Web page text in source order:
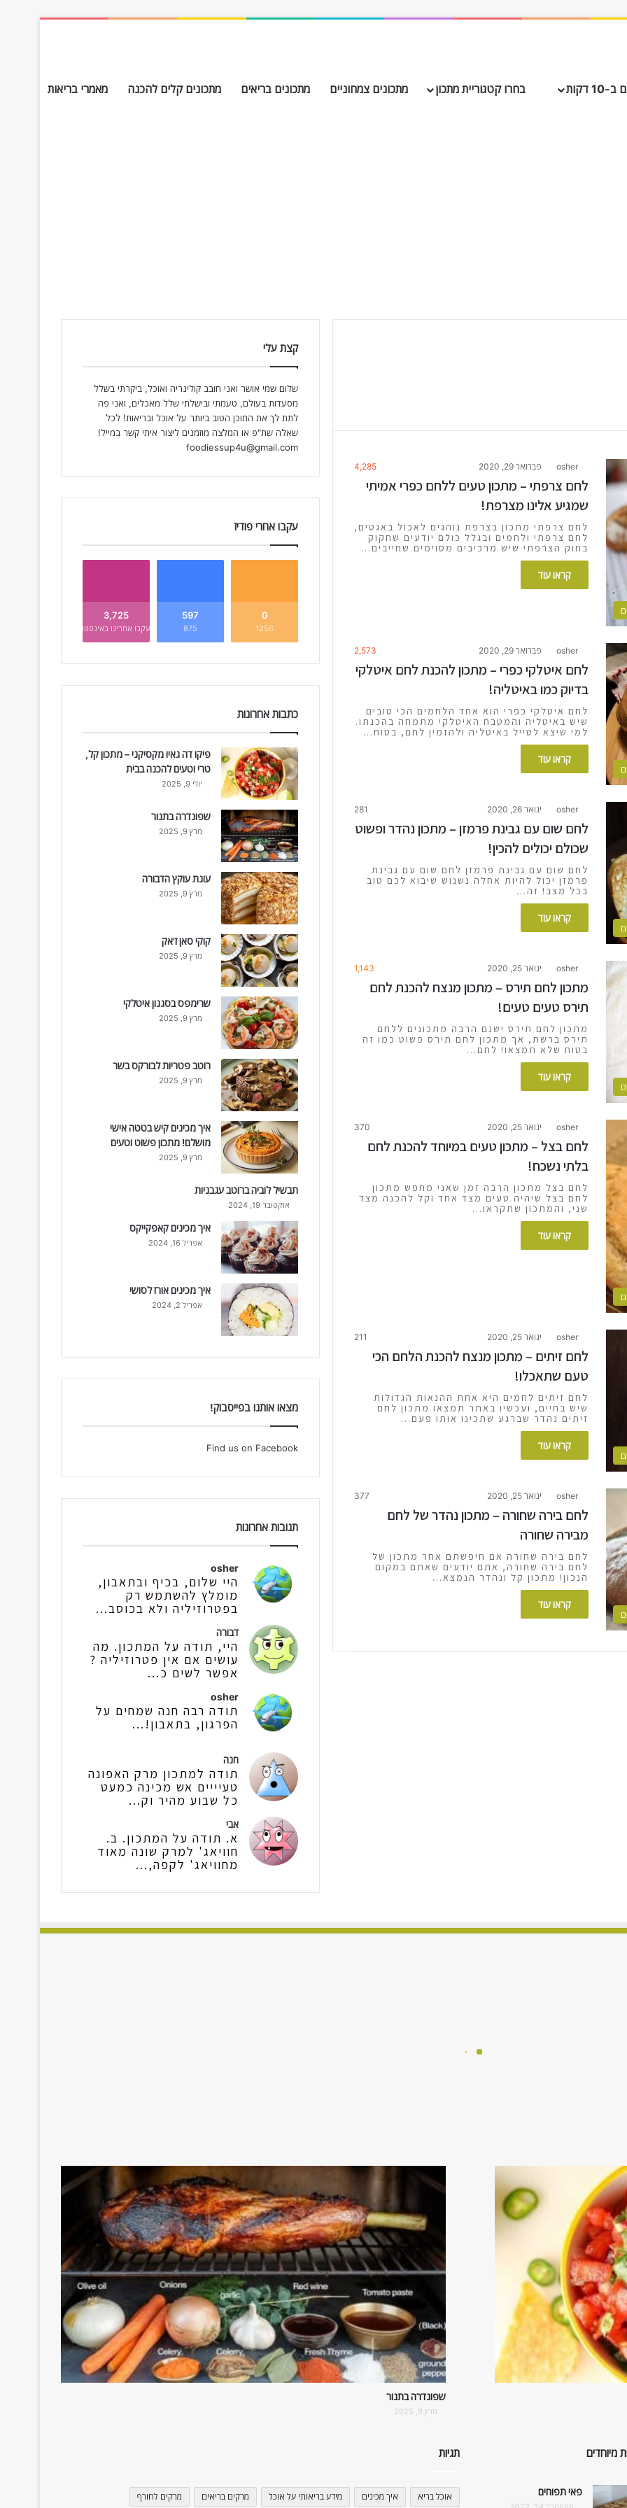
דקות בחרו קטגוריית מתכון מתכונים צמחוניים מתכונים בריאים מתכונים קלים להכנה מאמרי בריאות
osher פברואר 29, 2020 4,285
לחם צרפתי – מתכון טעים ללחם כפרי אמיתי
שמגיע אלינו מצרפת!
לחם צרפתי מתכון בצרפת נוהגים לאכול באגטים,
לחם צרפתי ולחמים ובגלל כולם יודעים שחקוק
בחוק הצרפתי שיש מרכיבים מסוימים שחייבים…
קראו עוד
osher פברואר 29, 2020 2,573
לחם איטלקי כפרי – מתכון להכנת לחם איטלקי
בדיוק כמו באיטליה!
לחם איטלקי כפרי הוא אחד הלחמים הכי טובים
שיש באיטליה והמטבח האיטלקי מתמחה בהכנתו.
למי שיצא לטייל באיטליה ולהזמין לחם, בטוח…
קראו עוד
osher ינואר 26, 2020 281
לחם שום עם גבינת פרמזן – מתכון נהדר ופשוט
שכולם יכולים להכין!
לחם שום עם גבינת פרמזן לחם שום עם גבינת
פרמזן יכול להיות אחלה נשנוש שיבוא לכם טוב
בכל מצב! זה…
קראו עוד
osher ינואר 25, 2020 1,143
מתכון לחם תירס – מתכון מנצח להכנת לחם
תירס טעים טעים!
מתכון לחם תירס ישנם הרבה מתכונים ללחם
תירס ברשת, אך מתכון לחם תירס פשוט כמו זה
בטוח שלא תמצאו! לחם…
קראו עוד
osher ינואר 25, 2020 370
לחם בצל – מתכון טעים במיוחד להכנת לחם
בלתי נשכח!
לחם בצל מתכון הרבה זמן שאני מחפש מתכון
לחם בצל שיהיה טעים מצד אחד וקל להכנה מצד
שני, והמתכון שתקראו…
קראו עוד
osher ינואר 25, 2020 211
לחם זיתים – מתכון מנצח להכנת הלחם הכי
טעם שתאכלו!
לחם זיתים לחמים היא אחת ההנאות הגדולות
שיש בחיים, ועכשיו באתר תמצאו מתכון לחם
זיתים נהדר שברגע שתכינו אותו פעם…
קראו עוד
osher ינואר 25, 2020 377
לחם בירה שחורה – מתכון נהדר של לחם
מבירה שחורה
לחם בירה שחורה אם חיפשתם אחר מתכון של
לחם בירה שחורה, אתם יודעים שאתם במקום
הנכון! מתכון קל ונהדר הנמצא…
קראו עוד
קצת עלי
שלום שמי אושר ואני חובב קולינריה ואוכל, ביקרתי בשלל
מסעדות בעולם, טעמתי ובישלתי שלל מאכלים, ואני פה
לתת לך את התוכן הטוב ביותר על אוכל ובריאות! לכל
שאלה שת"פ או המלצה מוזמנים ליצור איתי קשר במייל!
foodiessup4u@gmail.com
עקבו אחרי פודיז
0
1256
597
875
3,725
עקבו אחרינו באינסטגרם
כתבות אחרונות
פיקו דה גאיו מקסיקני – מתכון קל,
טרי וטעים להכנה בבית
יולי 9, 2025
שפונדרה בתנור
מרץ 9, 2025
עוגת עוקץ הדבורה
מרץ 9, 2025
קוקי סאן ז'אק
מרץ 9, 2025
שרימפס בסגנון איטלקי
מרץ 9, 2025
רוטב פטריות לבורקס בשר
מרץ 9, 2025
איך מכינים קיש בטטה אישי
מושלם! מתכון פשוט וטעים
מרץ 9, 2025
תבשיל לוביה ברוטב עגבניות
אוקטובר 19, 2024
איך מכינים קאפקייקס
אפריל 16, 2024
איך מכינים אורז לסושי
אפריל 2, 2024
מצאו אותנו בפייסבוק!
Find us on Facebook
תגובות אחרונות
osher
היי שלום, בכיף ובתאבון,
מומלץ להשתמש רק
בפטרוזיליה ולא בכוסב...
דבורה
היי, תודה על המתכון. מה
עושים אם אין פטרוזיליה ?
אפשר לשים כ...
osher
תודה רבה חנה שמחים על
הפרגון, בתאבון!...
חנה
תודה למתכון מרק האפונה
טעיייים אש מכינה כמעט
כל שבוע מהיר וק...
אבי
א. תודה על המתכון. ב.
חוויאג' למרק שונה מאוד
מחוויאג' לקפה,...
שפונדרה בתנור
מרץ 9, 2025
מיוחדים
פאי תפוחים
תגיות
אוכל בריא איך מכינים מידע בריאותי על אוכל מרקים בריאים מרקים לחורף